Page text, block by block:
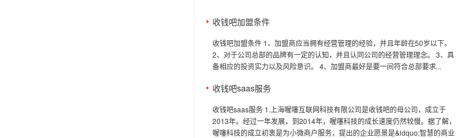
收钱吧加盟条件
收钱吧加盟条件 1、加盟商应当拥有经营管理的经验，并且年龄在50岁以下。
2、对于公司总部的品牌有一定的认知，并且认同公司的经营管理理念。 3、具
备相应的投资实力以及风险意识。 4、加盟商最好是要一间符合总部要求...
收钱吧saas服务
收钱吧saas服务 1.上海喔噻互联网科技有限公司是收钱吧的母公司，成立于
2013年。经过一年发展，到2014年，喔噻科技的成长速度仍然较慢。据了解，
喔噻科技的成立初衷是为小微商户服务，提出的企业愿景是&ldquo;智慧的商业